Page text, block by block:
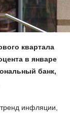
квартала
в январе
банк,
инфляции,